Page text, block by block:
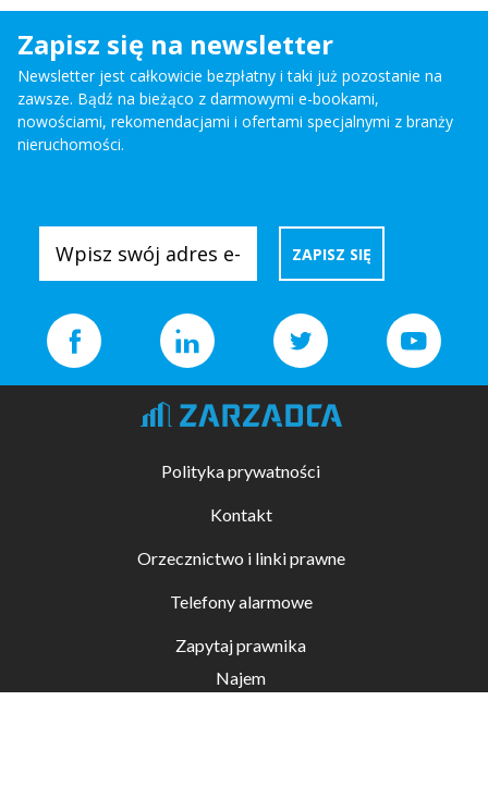
Zapisz się na newsletter
Newsletter jest całkowicie bezpłatny i taki już pozostanie na
zawsze. Bądź na bieżąco z darmowymi e-bookami,
nowościami, rekomendacjami i ofertami specjalnymi z branży
nieruchomości.
Polityka prywatności
Kontakt
Orzecznictwo i linki prawne
Telefony alarmowe
Zapytaj prawnika
Najem